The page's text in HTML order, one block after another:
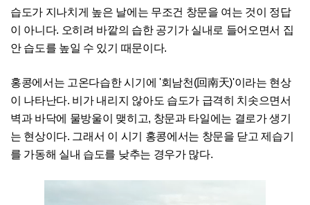
습도가 지나치게 높은 날에는 무조건 창문을 여는 것이 정답
이 아니다. 오히려 바깥의 습한 공기가 실내로 들어오면서 집
안 습도를 높일 수 있기 때문이다.
홍콩에서는 고온다습한 시기에 '회남천(回南天)'이라는 현상
이 나타난다. 비가 내리지 않아도 습도가 급격히 치솟으면서
벽과 바닥에 물방울이 맺히고, 창문과 타일에는 결로가 생기
는 현상이다. 그래서 이 시기 홍콩에서는 창문을 닫고 제습기
를 가동해 실내 습도를 낮추는 경우가 많다.